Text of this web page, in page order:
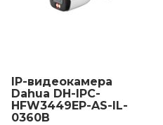
IP-видеокамера
Dahua DH-IPC-
HFW3449EP-AS-IL-
0360B